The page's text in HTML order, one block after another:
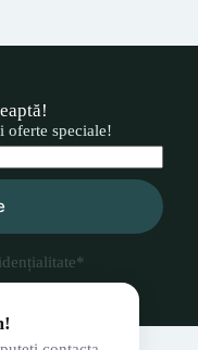
oferte speciale!
*